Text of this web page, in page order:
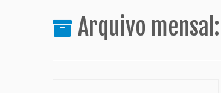
Arquivo mensal: